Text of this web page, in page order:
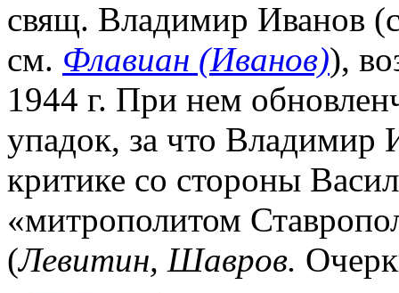
свящ. Владимир Иванов
см. Флавиан (Иванов)),
1944 г. При нем
упадок, за что Владимир
критике со стороны
«митрополитом
(Левитин, Шавров.